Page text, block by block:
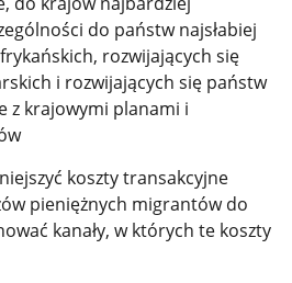
do państw najsłabiej
rozwijających się
i rozwijających się państw
z krajowymi planami i
koszty transakcyjne
pieniężnych migrantów do
kanały, w których te koszty